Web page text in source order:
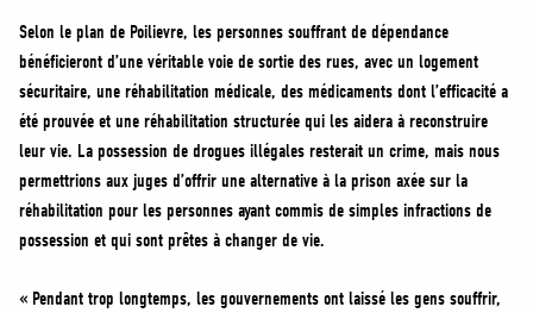
Selon le plan de Poilievre, les personnes souffrant de dépendance
bénéficieront d’une véritable voie de sortie des rues, avec un logement
sécuritaire, une réhabilitation médicale, des médicaments dont l’efficacité a
été prouvée et une réhabilitation structurée qui les aidera à reconstruire
leur vie. La possession de drogues illégales resterait un crime, mais nous
permettrions aux juges d’offrir une alternative à la prison axée sur la
réhabilitation pour les personnes ayant commis de simples infractions de
possession et qui sont prêtes à changer de vie.
« Pendant trop longtemps, les gouvernements ont laissé les gens souffrir,